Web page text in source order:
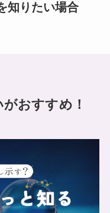
知りたい場合
おすすめ！